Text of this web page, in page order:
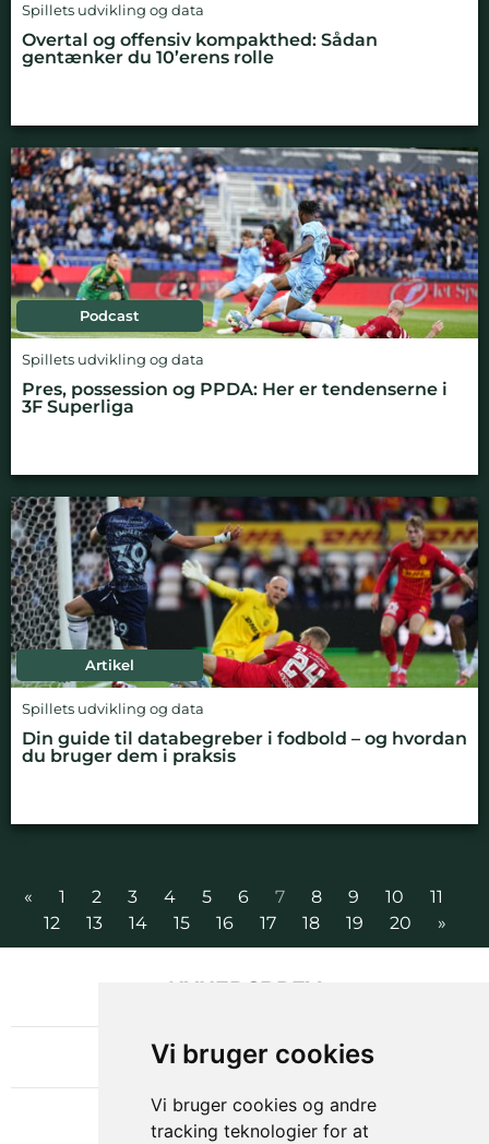
Vi bruger cookies
Vi bruger cookies og andre
tracking teknologier for at
Spillets udvikling og data
Overtal og offensiv kompakthed: Sådan
gentænker du 10’erens rolle
Podcast
Spillets udvikling og data
Pres, possession og PPDA: Her er tendenserne i
3F Superliga
Artikel
Spillets udvikling og data
Din guide til databegreber i fodbold – og hvordan
du bruger dem i praksis
« 1 2 3 4 5 6 7 8 9 10
11
12
13 14 15 16 17 18 19 20 »
NYHEDSBREV
OM GAMECHANGER